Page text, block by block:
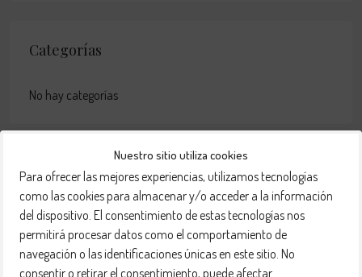
Nuestro sitio utiliza cookies
Para ofrecer las mejores experiencias, utilizamos tecnologías
como las cookies para almacenar y/o acceder a la información
del dispositivo. El consentimiento de estas tecnologías nos
permitirá procesar datos como el comportamiento de
navegación o las identificaciones únicas en este sitio. No
consentir o retirar el consentimiento, puede afectar
Categorías
No hay categorías
Blog Search
Buscar